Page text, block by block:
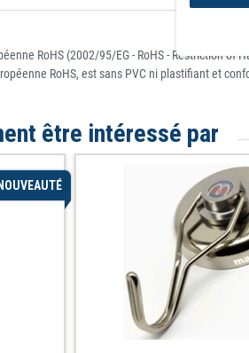
RoHS (2002/95/EG - RoHS - Restriction
RoHS, est sans PVC ni plastifiant et
être intéressé par
NOUVEAUTÉ